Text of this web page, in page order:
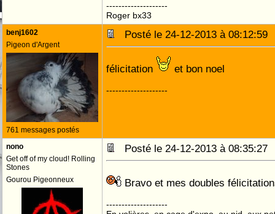
--------------------
Roger bx33
benj1602
Pigeon d'Argent
761 messages postés
Posté le 24-12-2013 à
félicitation et bon noel
--------------------
nono
Get off of my cloud! Rolling
Stones
Gourou Pigeonneux
Posté le 24-12-2013 à
Bravo et mes doubles
--------------------